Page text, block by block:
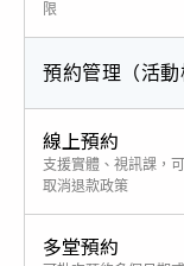
限
預約管理（活動
線上預約
支援實體、視訊課，
取消退款政策
多堂預約